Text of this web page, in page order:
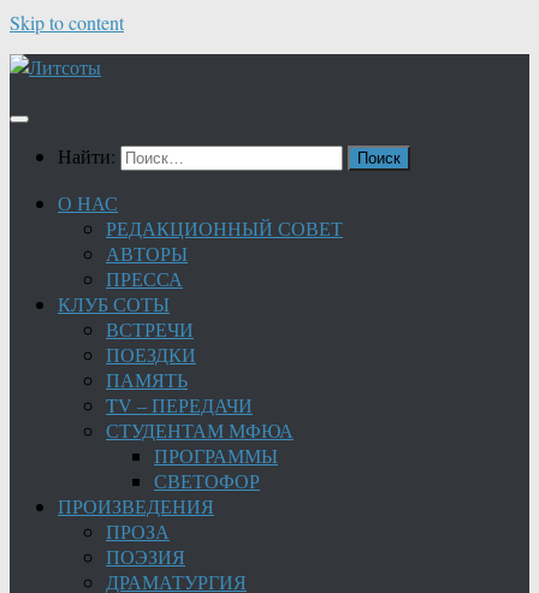
Skip to content
Найти:
О НАС
РЕДАКЦИОННЫЙ СОВЕТ
АВТОРЫ
ПРЕССА
КЛУБ СОТЫ
ВСТРЕЧИ
ПОЕЗДКИ
ПАМЯТЬ
TV – ПЕРЕДАЧИ
СТУДЕНТАМ МФЮА
ПРОГРАММЫ
СВЕТОФОР
ПРОИЗВЕДЕНИЯ
ПРОЗА
ПОЭЗИЯ
ДРАМАТУРГИЯ